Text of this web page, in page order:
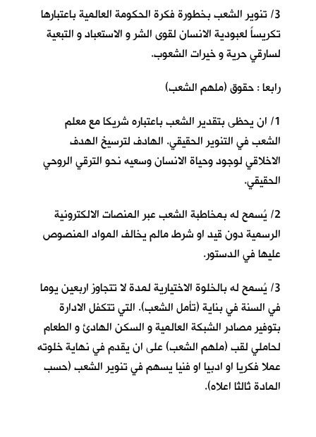
3/ تنوير الشعب بخطورة فكرة الحكومة العالمية باعتبارها
تكريساً لعبودية الانسان لقوى الشر و الاستعباد و التبعية
لسارقي حرية و خيرات الشعوب.
رابعا : حقوق (ملهم الشعب)
1/ ان يحظى بتقدير الشعب باعتباره شريكا مع معلم
الشعب في التنوير الحقيقي. الهادف لترسيخ الهدف
الاخلاقي لوجود وحياة الانسان وسعيه نحو الترقي الروحي
الحقيقي.
2/ يُسمح له بمخاطبة الشعب عبر المنصات الالكترونية
الرسمية دون قيد او شرط مالم يخالف المواد المنصوص
عليها في الدستور.
3/ يُسمح له بالخلوة الاختيارية لمدة لا تتجاوز اربعين يوما
في السنة في بناية (تأمل الشعب). التي تتكفل الادارة
بتوفير مصادر الشبكة العالمية و السكن الهادئ و الطعام
لحاملي لقب (ملهم الشعب) على ان يقدم في نهاية خلوته
عملا فكريا او ادبيا او فنيا يسهم في تنوير الشعب (حسب
المادة ثالثا اعلاه).